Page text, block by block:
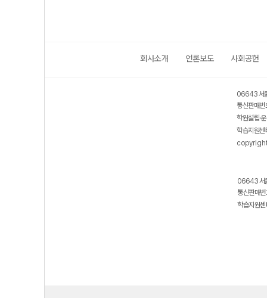
회사소개 언론보도 사회공헌
06643 서
통신판매
학원설립·
학습지원
06643 서
통신판매
학습지원